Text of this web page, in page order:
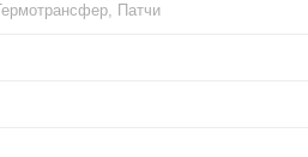
Патчи